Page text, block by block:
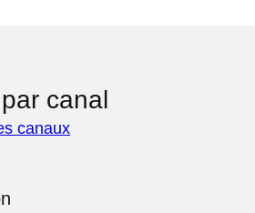
canal
canaux